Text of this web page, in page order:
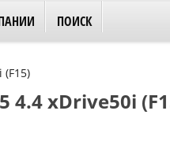
ПОИСК
(F15)
xDrive50i